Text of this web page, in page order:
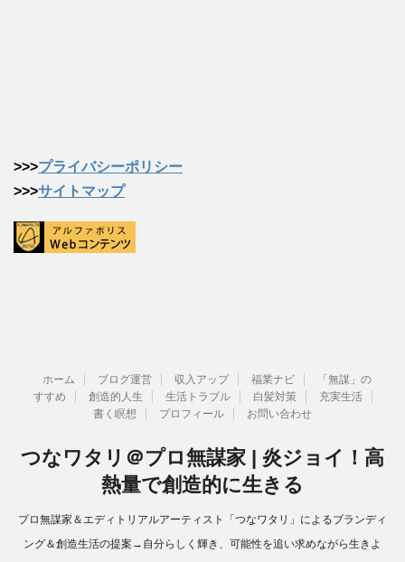
>>>プライバシーポリシー
>>>サイトマップ
ホーム ブログ運営 収入アップ 福業ナビ
「無謀」の
すすめ
創造的人生 生活トラブル 白髪対策
充実生活
書く瞑想
プロフィール お問い合わせ
つなワタリ＠プロ無謀家 | 炎ジョイ！高
熱量で創造的に生きる
プロ無謀家＆エディトリアルアーティスト「つなワタリ」によるブランディ
ング＆創造生活の提案→自分らしく輝き、可能性を追い求めながら生きよ